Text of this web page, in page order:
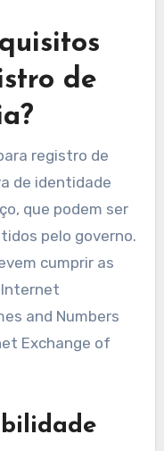
de
registro de
de identidade
que podem ser
pelo governo.
cumprir as
and Numbers
Exchange of